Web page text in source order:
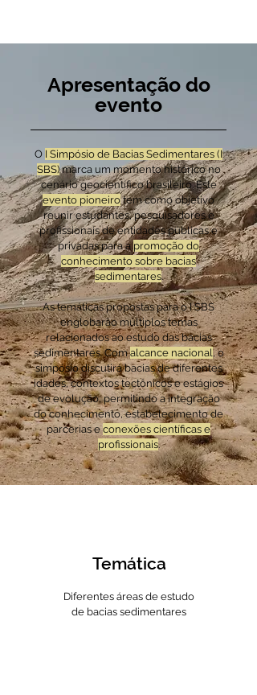
Apresentação do
evento
O I Simpósio de Bacias Sedimentares (I
SBS)marca um momento histórico no
cenário geocientífico brasileiro. Este
evento pioneirotem como objetivo
reunir estudantes, pesquisadores e
profissionais de entidades públicas e
privadas para apromoção do
conhecimento sobre bacias
sedimentares.
As temáticas propostas para o I SBS
englobarão múltiplos temas
relacionados ao estudo das bacias
sedimentares. Comalcance nacional, o
simpósio discutirá bacias de diferentes
idades, contextos tectônicos e estágios
de evolução, permitindo a integração
do conhecimento, estabelecimento de
parcerias econexões científicas e
profissionais.
Temática
Diferentes áreas de estudo
de bacias sedimentares